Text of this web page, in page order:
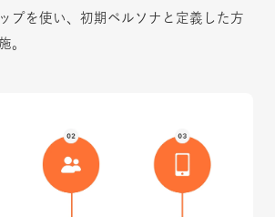
プを使い、初期ペルソナと定義した方
。